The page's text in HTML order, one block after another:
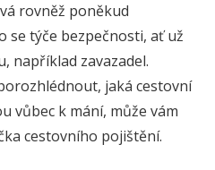
rovněž poněkud
se týče bezpečnosti, ať už
například zavazadel.
jaká cestovní
vůbec k mání, může vám
cestovního pojištění.